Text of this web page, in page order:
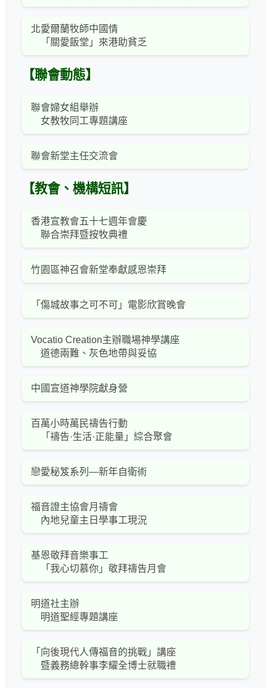
北愛爾蘭牧師中國情
「關愛飯堂」來港助貧乏
【聯會動態】
聯會婦女組舉辦
女教牧同工專題講座
聯會新堂主任交流會
【教會、機構短訊】
香港宣教會五十七週年會慶
聯合崇拜暨按牧典禮
竹園區神召會新堂奉獻感恩崇拜
「傷城故事之可不可」電影欣賞晚會
Vocatio Creation主辦職場神學講座
道德兩難、灰色地帶與妥協
中國宣道神學院獻身營
百萬小時萬民禱告行動
「禱告·生活·正能量」綜合聚會
戀愛秘笈系列—新年自衛術
福音證主協會月禱會
內地兒童主日學事工現況
基恩敬拜音樂事工
「我心切慕你」敬拜禱告月會
明道社主辦
明道聖經專題講座
「向後現代人傳福音的挑戰」講座
暨義務總幹事李耀全博士就職禮